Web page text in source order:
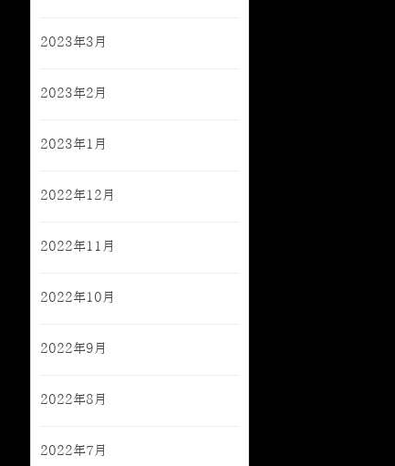
2023年3月
2023年2月
2023年1月
2022年12月
2022年11月
2022年10月
2022年9月
2022年8月
2022年7月